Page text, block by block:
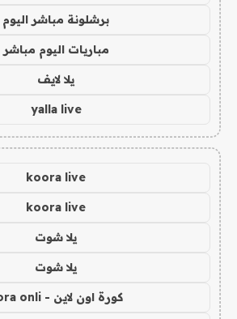
برشلونة مباشر اليوم
مباريات اليوم مباشر
يلا لايف
yalla live
koora live
koora live
يلا شوت
يلا شوت
كورة اون لاين - kora onli